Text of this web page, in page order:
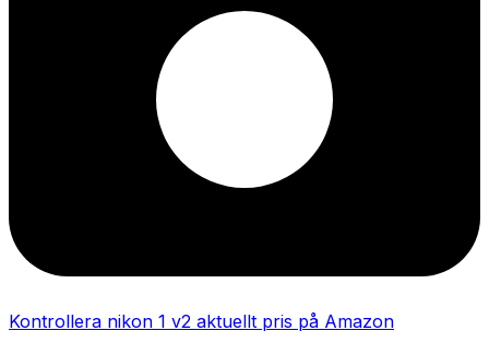
Kontrollera nikon 1 v2 aktuellt pris på Amazon